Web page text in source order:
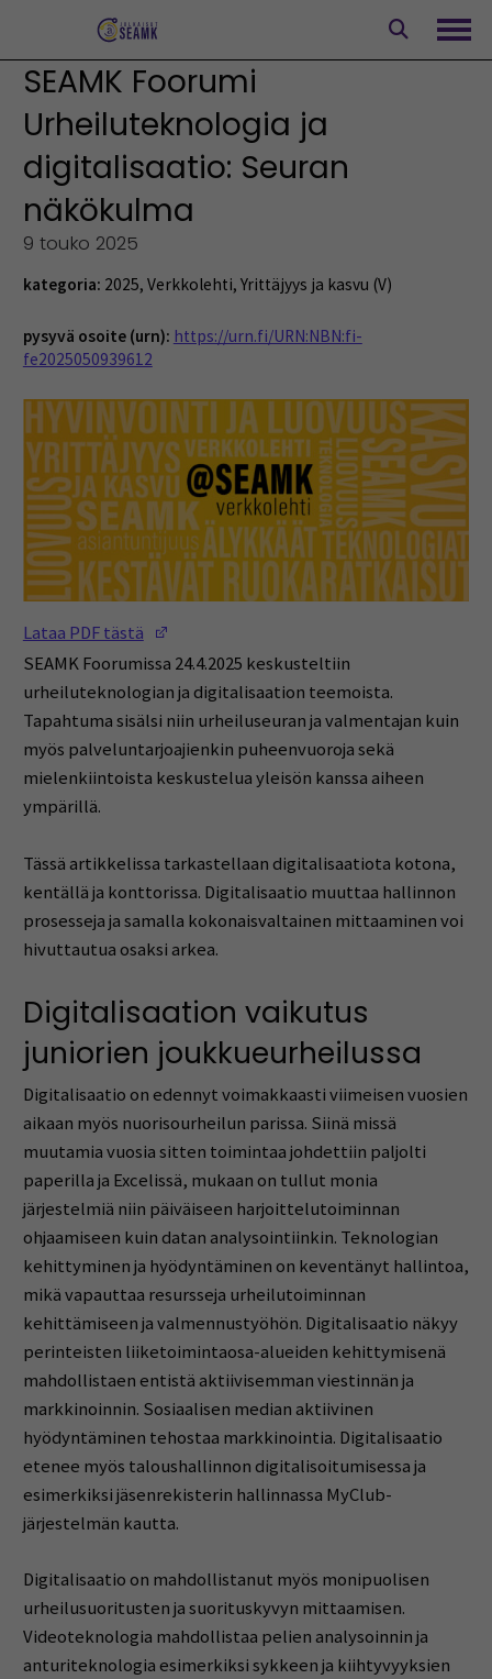
SEAMK Foorumi
Urheiluteknologia ja
digitalisaatio: Seuran
näkökulma
9 touko 2025
kategoria: 2025, Verkkolehti, Yrittäjyys ja kasvu (V)
pysyvä osoite (urn): https://urn.fi/URN:NBN:fi-
fe2025050939612
Lataa PDF tästä
SEAMK Foorumissa 24.4.2025 keskusteltiin
urheiluteknologian ja digitalisaation teemoista.
Tapahtuma sisälsi niin urheiluseuran ja valmentajan kuin
myös palveluntarjoajienkin puheenvuoroja sekä
mielenkiintoista keskustelua yleisön kanssa aiheen
ympärillä.
Tässä artikkelissa tarkastellaan digitalisaatiota kotona,
kentällä ja konttorissa. Digitalisaatio muuttaa hallinnon
prosesseja ja samalla kokonaisvaltainen mittaaminen voi
hivuttautua osaksi arkea.
Digitalisaation vaikutus
juniorien joukkueurheilussa
Digitalisaatio on edennyt voimakkaasti viimeisen vuosien
aikaan myös nuorisourheilun parissa. Siinä missä
muutamia vuosia sitten toimintaa johdettiin paljolti
paperilla ja Excelissä, mukaan on tullut monia
järjestelmiä niin päiväiseen harjoittelutoiminnan
ohjaamiseen kuin datan analysointiinkin. Teknologian
kehittyminen ja hyödyntäminen on keventänyt hallintoa,
mikä vapauttaa resursseja urheilutoiminnan
kehittämiseen ja valmennustyöhön. Digitalisaatio näkyy
perinteisten liiketoimintaosa-alueiden kehittymisenä
mahdollistaen entistä aktiivisemman viestinnän ja
markkinoinnin. Sosiaalisen median aktiivinen
hyödyntäminen tehostaa markkinointia. Digitalisaatio
etenee myös taloushallinnon digitalisoitumisessa ja
esimerkiksi jäsenrekisterin hallinnassa MyClub-
järjestelmän kautta.
Digitalisaatio on mahdollistanut myös monipuolisen
urheilusuoritusten ja suorituskyvyn mittaamisen.
Videoteknologia mahdollistaa pelien analysoinnin ja
anturiteknologia esimerkiksi sykkeen ja kiihtyvyyksien